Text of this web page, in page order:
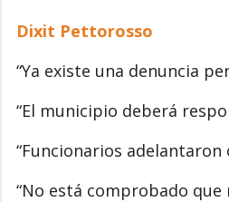
Dixit Pettorosso
“Ya existe una denuncia
“El municipio deberá
“Funcionarios
“No está comprobado